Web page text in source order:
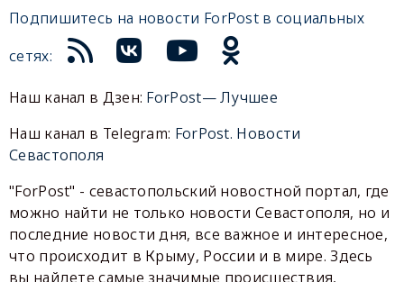
Подпишитесь на новости ForPost в социальных
сетях:
Наш канал в Дзен: ForPost— Лучшее
Наш канал в Telegram: ForPost. Новости
Севастополя
"ForPost" - севастопольский новостной портал, где
можно найти не только новости Севастополя, но и
последние новости дня, все важное и интересное,
что происходит в Крыму, России и в мире. Здесь
вы найдете самые значимые происшествия,